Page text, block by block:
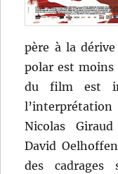
père à la
polar est moins
du film est
Nicolas
David
des cadrages